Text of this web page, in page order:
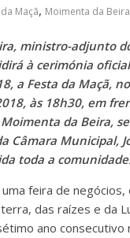
Maçã, Moimenta da Beira
ministro-adjunto
à cerimónia
a Festa da Maçã,
às 18h30, em
da Beira,
Câmara Municipal,
toda a
feira de negócios,
das raízes e da
ano consecutivo